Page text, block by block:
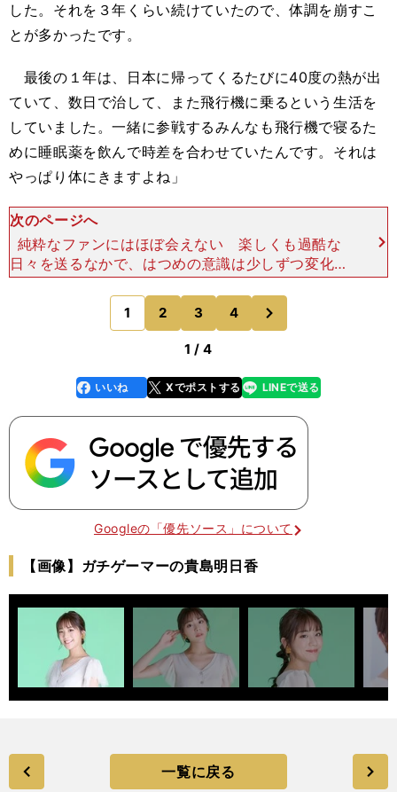
した。それを３年くらい続けていたので、体調を崩すこ
とが多かったです。
最後の１年は、日本に帰ってくるたびに40度の熱が出
ていて、数日で治して、また飛行機に乗るという生活を
していました。一緒に参戦するみんなも飛行機で寝るた
めに睡眠薬を飲んで時差を合わせていたんです。それは
やっぱり体にきますよね」
次のページへ
純粋なファンにはほぼ会えない 楽しくも過酷な
日々を送るなかで、はつめの意識は少しずつ変化し
ていった。2020年夏にプロゲーマーとしての選手
生活に区切りをつけ、2021年３月には父ノ背中を
退団した。そ
1 2 3 4
のページへ
1 / 4
faceboo
k
いいね Xでポストする
line LINEで送る
Googleの「優先ソース」について
【画像】ガチゲーマーの貴島明日香
一覧に戻る